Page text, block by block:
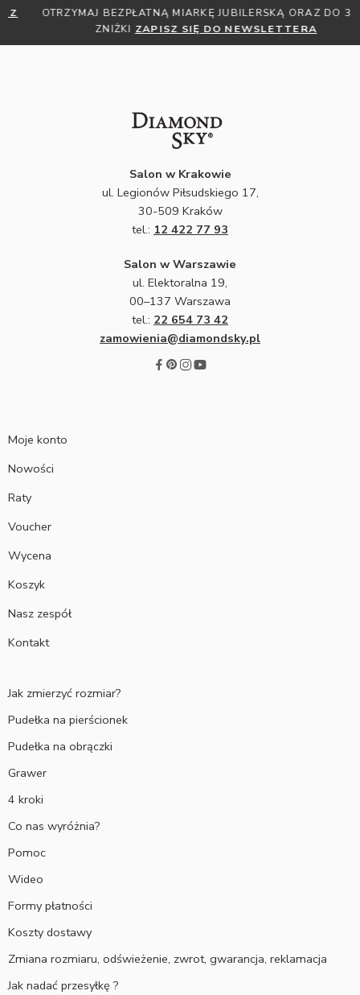
OTRZYMAJ BEZPŁATNĄ MIARKĘ JUBILERSKĄ ORAZ DO 30%
ZNIŻKIZAPISZ SIĘ DO NEWSLETTERA
Salon w Krakowie
ul. Legionów Piłsudskiego 17,
30-509 Kraków
tel.: 12 422 77 93
Salon w Warszawie
ul. Elektoralna 19,
00–137 Warszawa
tel.: 22 654 73 42
zamowienia@diamondsky.pl
Moje konto
Nowości
Raty
Voucher
Wycena
Koszyk
Nasz zespół
Kontakt
Jak zmierzyć rozmiar?
Pudełka na pierścionek
Pudełka na obrączki
Grawer
4 kroki
Co nas wyróżnia?
Pomoc
Wideo
Formy płatności
Koszty dostawy
Zmiana rozmiaru, odświeżenie, zwrot, gwarancja, reklamacja
Jak nadać przesyłkę ?